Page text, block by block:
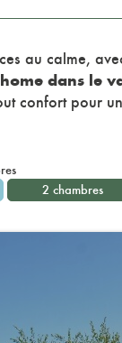
au calme,
dans le
confort pour
2 chambres